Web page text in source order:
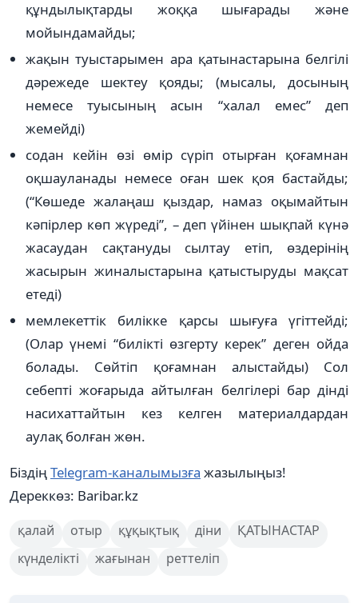
құндылықтарды жоққа шығарады және
мойындамайды;
жақын туыстарымен ара қатынастарына белгілі
дәрежеде шектеу қояды; (мысалы, досының
немесе туысының асын “халал емес” деп
жемейді)
содан кейін өзі өмір сүріп отырған қоғамнан
оқшауланады немесе оған шек қоя бастайды;
(“Көшеде жалаңаш қыздар, намаз оқымайтын
кәпірлер көп жүреді”, – деп үйінен шықпай күнә
жасаудан сақтануды сылтау етіп, өздерінің
жасырын жиналыстарына қатыстыруды мақсат
етеді)
мемлекеттік билікке қарсы шығуға үгіттейді;
(Олар үнемі “билікті өзгерту керек” деген ойда
болады. Сөйтіп қоғамнан алыстайды) Сол
себепті жоғарыда айтылған белгілері бар дінді
насихаттайтын кез келген материалдардан
аулақ болған жөн.
БіздіңTelegram-каналымызға жазылыңыз!
Дереккөз: Baribar.kz
қалай отыр құқықтық діни
ҚАТЫНАСТАР
күнделікті
жағынан реттеліп